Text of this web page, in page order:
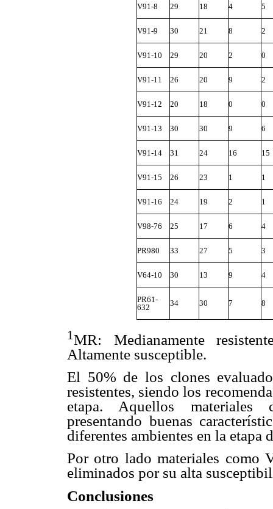
V91-8 29 18 4 5
V91-9 30 21 8 2
V91-10 29 20 2 0
V91-11 26 20 9 2
V91-12 20 18 0 0
V91-13 30 30 9 6
V91-14 31 24 16 15
V91-15 26 23 1 1
V91-16 24 19 2 1
V98-76 25 17 6 4
PR980 33 27 5 3
V64-10 30 13 9 4
PR61-
632
34 30 7 8
1MR: Medianamente
Altamente susceptible.
El 50% de los clones
resistentes, siendo los
etapa. Aquellos materiales
presentando buenas
diferentes ambientes en la etapa
Por otro lado materiales como
eliminados por su alta
Conclusiones